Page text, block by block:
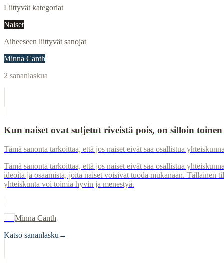
Liittyvät kategoriat
Naiset
Aiheeseen liittyvät sanojat
Minna Canth
2 sananlaskua
Kun naiset ovat suljetut riveistä pois, on silloin
Tämä sanonta tarkoittaa, että jos naiset eivät saa osallistua
Tämä sanonta tarkoittaa, että jos naiset eivät saa osallistua
ideoita ja osaamista, joita naiset voisivat tuoda mukanaan. Tällainen
yhteiskunta voi toimia hyvin ja menestyä.
— Minna Canth
Katso sananlasku →